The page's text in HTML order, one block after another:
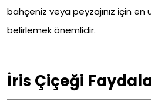
bahçeniz veya peyzajınız için en
belirlemek önemlidir.
İris Çiçeği